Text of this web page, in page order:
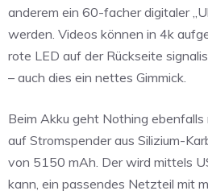
anderem ein 60-facher digitaler
werden. Videos können in 4k
rote LED auf der Rückseite
– auch dies ein nettes Gimmick.
Beim Akku geht Nothing
auf Stromspender aus Silizium-
von 5150 mAh. Der wird mittels
kann, ein passendes Netzteil mit